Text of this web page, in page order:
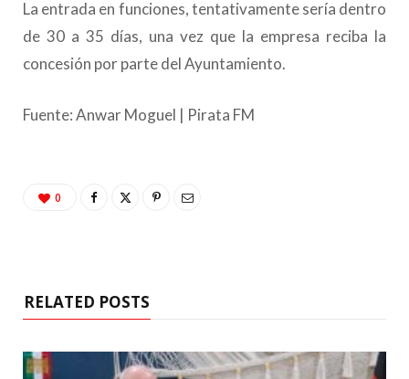
La entrada en funciones, tentativamente sería dentro
de 30 a 35 días, una vez que la empresa reciba la
concesión por parte del Ayuntamiento.
Fuente: Anwar Moguel | Pirata FM
0
RELATED POSTS